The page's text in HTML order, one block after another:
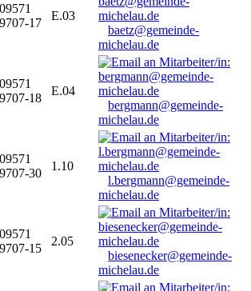
09571
9707-17
E.03
baetz@gemeinde-
michelau.de
09571
9707-18
E.04
bergmann@gemeinde-
michelau.de
09571
9707-30
1.10
l.bergmann@gemeinde-
michelau.de
09571
9707-15
2.05
biesenecker@gemeinde-
michelau.de